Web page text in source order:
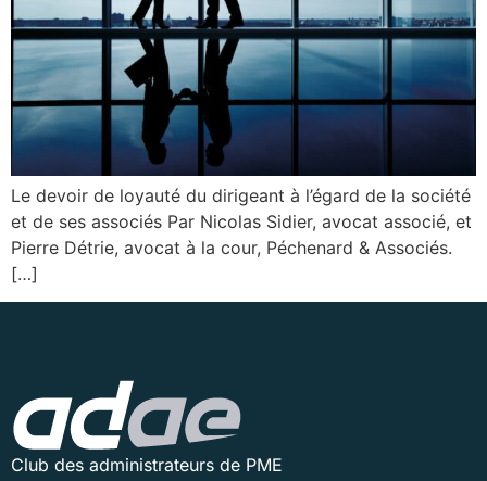
Le devoir de loyauté du dirigeant à l’égard de la société
et de ses associés Par Nicolas Sidier, avocat associé, et
Pierre Détrie, avocat à la cour, Péchenard & Associés.
[…]
Club des administrateurs de PME